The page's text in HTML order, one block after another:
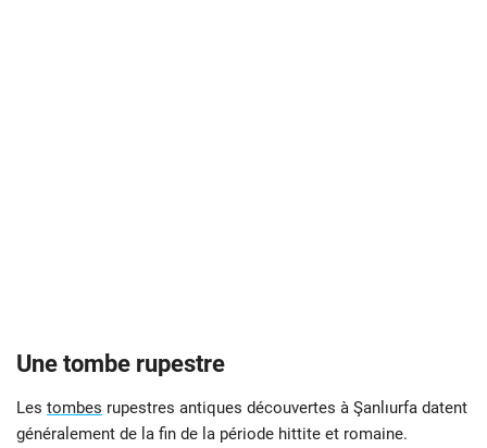
Une tombe rupestre
Les tombes rupestres antiques découvertes à Şanlıurfa datent
généralement de la fin de la période hittite et romaine.